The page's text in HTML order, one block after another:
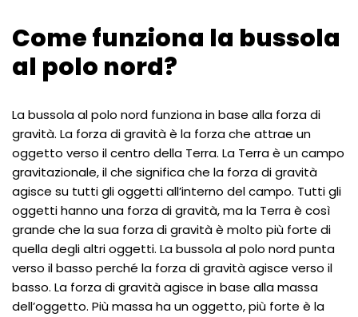
Come funziona la bussola
al polo nord?
La bussola al polo nord funziona in base alla forza di
gravità. La forza di gravità è la forza che attrae un
oggetto verso il centro della Terra. La Terra è un campo
gravitazionale, il che significa che la forza di gravità
agisce su tutti gli oggetti all’interno del campo. Tutti gli
oggetti hanno una forza di gravità, ma la Terra è così
grande che la sua forza di gravità è molto più forte di
quella degli altri oggetti. La bussola al polo nord punta
verso il basso perché la forza di gravità agisce verso il
basso. La forza di gravità agisce in base alla massa
dell’oggetto. Più massa ha un oggetto, più forte è la